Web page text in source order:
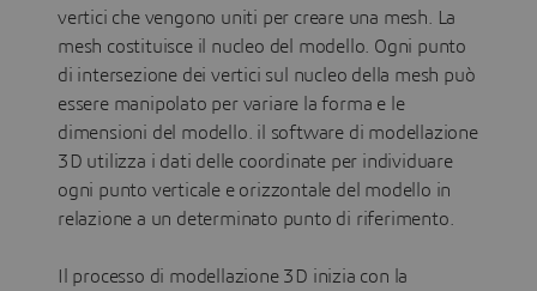
vertici che vengono uniti per creare una mesh. La
mesh costituisce il nucleo del modello. Ogni punto
di intersezione dei vertici sul nucleo della mesh può
essere manipolato per variare la forma e le
dimensioni del modello. il software di modellazione
3D utilizza i dati delle coordinate per individuare
ogni punto verticale e orizzontale del modello in
relazione a un determinato punto di riferimento.
Il processo di modellazione 3D inizia con la